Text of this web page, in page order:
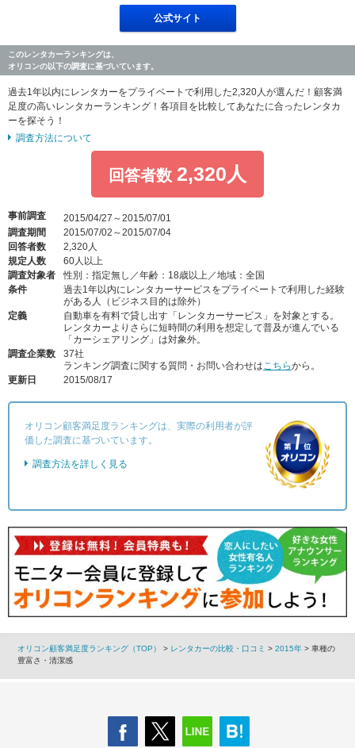
公式サイト
このレンタカーランキングは、
オリコンの以下の調査に基づいています。
過去1年以内にレンタカーをプライベートで利用した2,320人が選んだ！顧客満
足度の高いレンタカーランキング！各項目を比較してあなたに合ったレンタカ
ーを探そう！
調査方法について
回答者数 2,320人
事前調査
2015/04/27～2015/07/01
調査期間
2015/07/02～2015/07/04
回答者数
2,320人
規定人数
60人以上
調査対象者
性別：指定無し／年齢：18歳以上／地域：全国
条件
過去1年以内にレンタカーサービスをプライベートで利用した経験
がある人（ビジネス目的は除外）
定義
自動車を有料で貸し出す「レンタカーサービス」を対象とする。
レンタカーよりさらに短時間の利用を想定して普及が進んでいる
「カーシェアリング」は対象外。
調査企業数
37社
ランキング調査に関する質問・お問い合わせはこちらから。
更新日
2015/08/17
オリコン顧客満足度ランキングは、実際の利用者が評
価した調査に基づいています。
調査方法を詳しく見る
オリコン顧客満足度ランキング（TOP） > レンタカーの比較・口コミ > 2015年 > 車種の
豊富さ・清潔感